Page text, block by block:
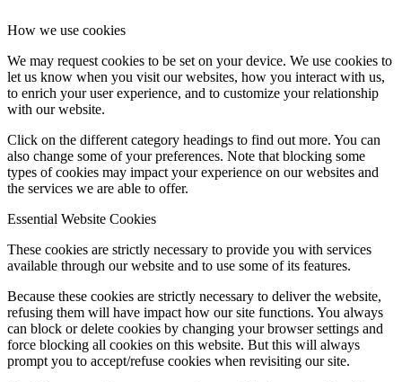
How we use cookies
We may request cookies to be set on your device. We use cookies to
let us know when you visit our websites, how you interact with us,
to enrich your user experience, and to customize your relationship
with our website.
Click on the different category headings to find out more. You can
also change some of your preferences. Note that blocking some
types of cookies may impact your experience on our websites and
the services we are able to offer.
Essential Website Cookies
These cookies are strictly necessary to provide you with services
available through our website and to use some of its features.
Because these cookies are strictly necessary to deliver the website,
refusing them will have impact how our site functions. You always
can block or delete cookies by changing your browser settings and
force blocking all cookies on this website. But this will always
prompt you to accept/refuse cookies when revisiting our site.